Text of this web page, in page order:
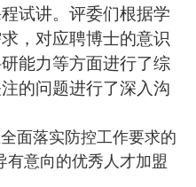
试讲。评委们根据学
，对应聘博士的意识
能力等方面进行了综
的问题进行了深入沟
面落实防控工作要求的
有意向的优秀人才加盟